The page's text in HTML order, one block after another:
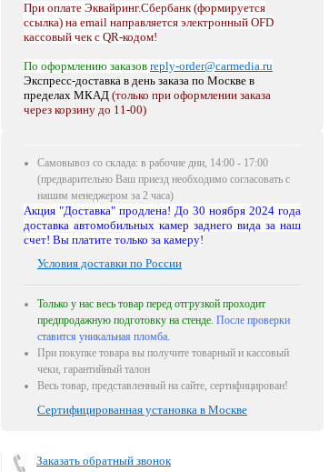
При оплате Эквайринг.Сбербанк (формируется
ссылка) на email направляется электронный OFD
кассовый чек с QR-кодом!
По оформлению заказов reply-order@carmedia.ru
Экспресс-доставка в день заказа по Москве в
пределах МКАД (только при оформлении заказа
через корзину до 11-00)
Самовывоз со склада: в рабочие дни, 14:00 - 17:00
(предварительно Ваш приезд необходимо согласовать с
нашим менеджером за 2 часа)
Акция "Доставка" продлена! До 30 ноября 2024 года
доставка автомобильных камер заднего вида за наш
счет! Вы платите только за камеру!
Условия доставки по России
Только у нас весь товар перед отгрузкой проходит
предпродажную подготовку на стенде. После проверки
ставится уникальная пломба.
При покупке товара вы получите товарный и кассовый
чеки, гарантийный талон
Весь товар, представленный на сайте, сертифицирован!
Сертифицированная установка в Москве
Заказать обратный звонок